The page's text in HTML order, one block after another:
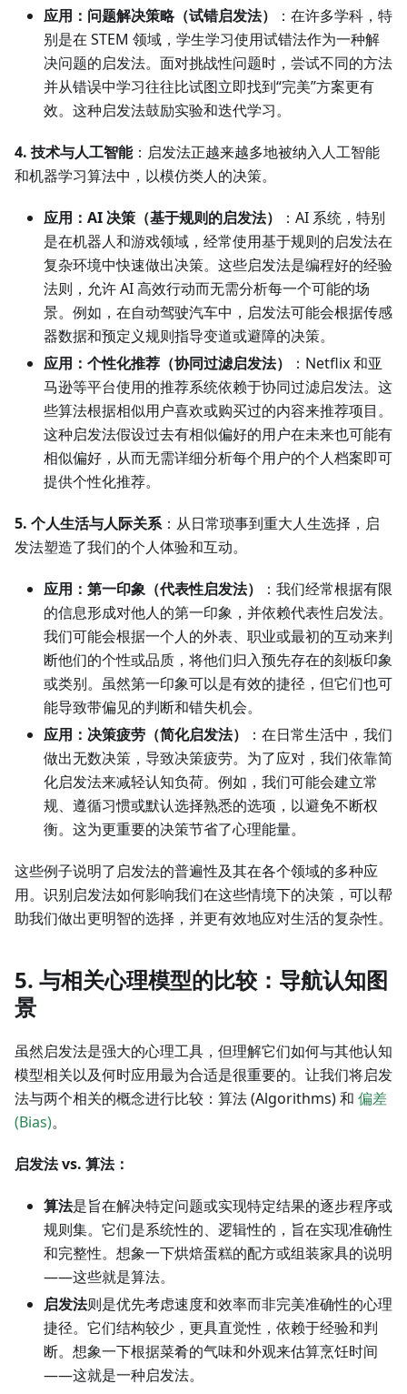
应用：问题解决策略（试错启发法）
：在许多学科，特
别是在 STEM 领域，学生学习使用试错法作为一种解
决问题的启发法。面对挑战性问题时，尝试不同的方法
并从错误中学习往往比试图立即找到“完美”方案更有
效。这种启发法鼓励实验和迭代学习。
4. 技术与人工智能：启发法正越来越多地被纳入人工智能
和机器学习算法中，以模仿类人的决策。
应用：AI 决策（基于规则的启发法）
：AI 系统，特别
是在机器人和游戏领域，经常使用基于规则的启发法在
复杂环境中快速做出决策。这些启发法是编程好的经验
法则，允许 AI 高效行动而无需分析每一个可能的场
景。例如，在自动驾驶汽车中，启发法可能会根据传感
器数据和预定义规则指导变道或避障的决策。
应用：个性化推荐（协同过滤启发法）
：Netflix 和亚
马逊等平台使用的推荐系统依赖于协同过滤启发法。这
些算法根据相似用户喜欢或购买过的内容来推荐项目。
这种启发法假设过去有相似偏好的用户在未来也可能有
相似偏好，从而无需详细分析每个用户的个人档案即可
提供个性化推荐。
5. 个人生活与人际关系：从日常琐事到重大人生选择，启
发法塑造了我们的个人体验和互动。
应用：第一印象（代表性启发法）
：我们经常根据有限
的信息形成对他人的第一印象，并依赖代表性启发法。
我们可能会根据一个人的外表、职业或最初的互动来判
断他们的个性或品质，将他们归入预先存在的刻板印象
或类别。虽然第一印象可以是有效的捷径，但它们也可
能导致带偏见的判断和错失机会。
应用：决策疲劳（简化启发法）
：在日常生活中，我们
做出无数决策，导致决策疲劳。为了应对，我们依靠简
化启发法来减轻认知负荷。例如，我们可能会建立常
规、遵循习惯或默认选择熟悉的选项，以避免不断权
衡。这为更重要的决策节省了心理能量。
这些例子说明了启发法的普遍性及其在各个领域的多种应
用。识别启发法如何影响我们在这些情境下的决策，可以帮
助我们做出更明智的选择，并更有效地应对生活的复杂性。
5. 与相关心理模型的比较：导航认知图
景
虽然启发法是强大的心理工具，但理解它们如何与其他认知
模型相关以及何时应用最为合适是很重要的。让我们将启发
法与两个相关的概念进行比较：算法 (Algorithms) 和 偏差
(Bias)。
启发法 vs. 算法：
算法是旨在解决特定问题或实现特定结果的逐步程序或
规则集。它们是系统性的、逻辑性的，旨在实现准确性
和完整性。想象一下烘焙蛋糕的配方或组装家具的说明
——这些就是算法。
启发法则是优先考虑速度和效率而非完美准确性的心理
捷径。它们结构较少，更具直觉性，依赖于经验和判
断。想象一下根据菜肴的气味和外观来估算烹饪时间
——这就是一种启发法。